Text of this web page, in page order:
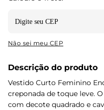
Não sei meu CEP
Descrição do produto
Vestido Curto Feminino
creponada de toque leve.
com decote quadrado e